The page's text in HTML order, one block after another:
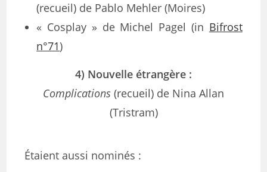
(recueil) de Pablo Mehler (Moires)
« Cosplay » de Michel Pagel (in Bifrost
n°71)
4) Nouvelle étrangère :
Complications (recueil) de Nina Allan
(Tristram)
Étaient aussi nominés :